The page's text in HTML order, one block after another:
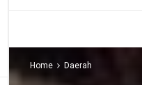
Home Daerah